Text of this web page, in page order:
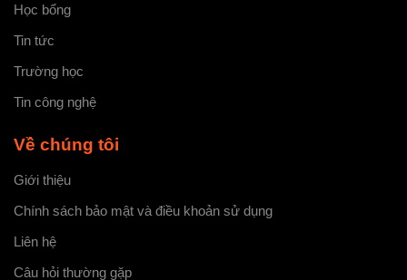
Học bổng
Tin tức
Trường học
Tin công nghệ
Về chúng tôi
Giới thiệu
Chính sách bảo mật và điều khoản sử dụng
Liên hệ
Câu hỏi thường gặp